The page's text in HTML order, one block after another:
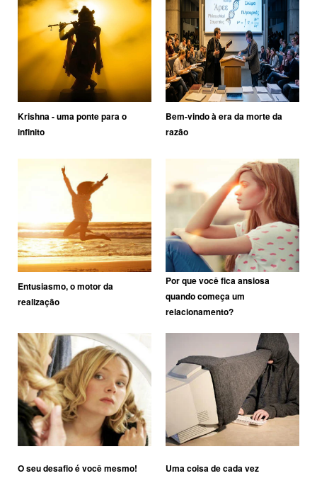
Krishna - uma ponte para o
infinito
Bem-vindo à era da morte da
razão
Entusiasmo, o motor da
realização
Por que você fica ansiosa
quando começa um
relacionamento?
O seu desafio é você mesmo! Uma coisa de cada vez